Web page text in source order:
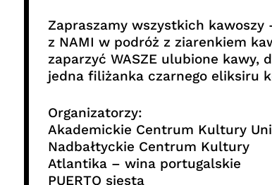
Zapraszamy wszystkich kawoszy
z NAMI w podróż z ziarenkiem
zaparzyć WASZE ulubione
jedna filiżanka czarnego eliksiru
Organizatorzy:
Akademickie Centrum Kultury
Nadbałtyckie Centrum Kultury
Atlantika – wina portugalskie
PUERTO siesta